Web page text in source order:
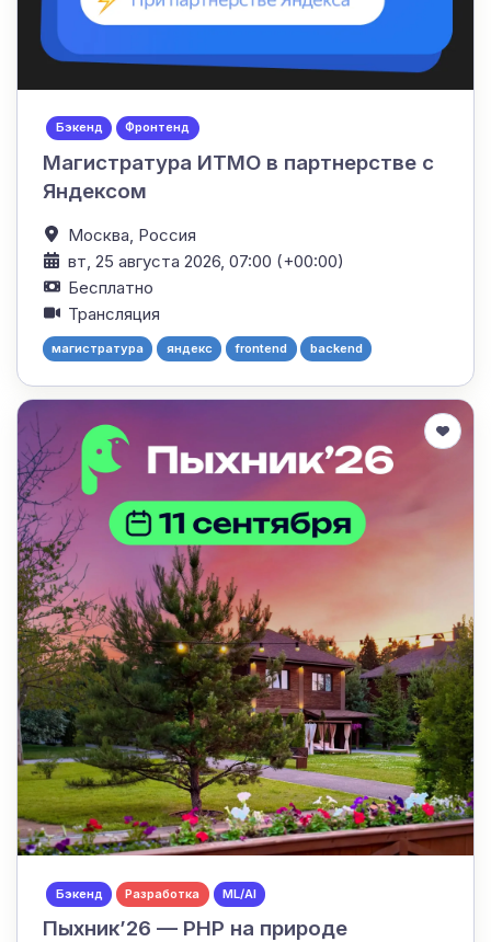
Бэкенд Фронтенд
Магистратура ИТМО в партнерстве с
Яндексом
Москва, Россия
вт, 25 августа 2026, 07:00 (+00:00)
Бесплатно
Трансляция
магистратура яндекс frontend backend
Бэкенд Разработка ML/AI
Пыхник’26 — PHP на природе